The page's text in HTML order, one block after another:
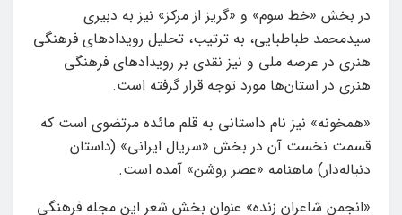
در بخش «خط سوم» و «گریز از مرکز» نیز به دبیری
سیدمحمد طباطبایی، به ترتیب، تحلیل رویدادهای فرهنگی
هنری در عرصه ملی و نیز نقدی بر رویدادهای فرهنگی
هنری در استان‌ها مورد توجه قرار گرفته است.
«همخونه» نیز نام داستانی به قلم مائده مرتضوی است که
قسمت نخست آن در بخش «سریال ایرانی» (داستان
دنباله‌دار) ماهنامه «عصر روشن» آمده است.
«انجمن شاعران زنده» عنوان بخش شعر این مجله فرهنگی